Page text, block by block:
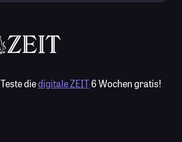
Teste diedigitale ZEIT6 Wochen gratis!